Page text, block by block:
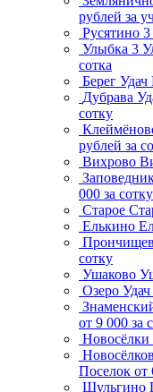
рублей за
Русятино 3
Улыбка 3
сотка
Берег Удач
Дубрава
сотку
рублей за
Вихрово
000 за сотку
Старое
Елькино
сотку
Ушаково
Озеро Удач
от 9 000 за
Новосёлки
Поселок от
Шульгино